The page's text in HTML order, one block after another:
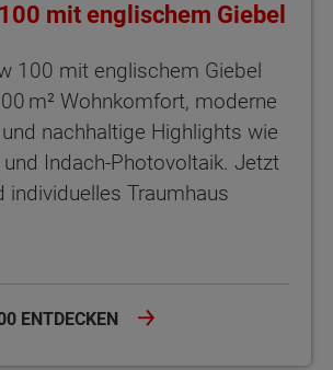
mit englischem Giebel
100 mit englischem Giebel
m² Wohnkomfort, moderne
nachhaltige Highlights wie
und Indach-Photovoltaik. Jetzt
individuelles Traumhaus
ENTDECKEN